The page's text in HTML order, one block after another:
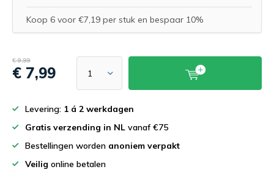
Koop 6 voor €7,19 per stuk en bespaar 10%
€ 9,99
€ 7,99
Levering: 1 á 2 werkdagen
Gratis verzending in NL vanaf €75
Bestellingen worden anoniem verpakt
Veilig online betalen